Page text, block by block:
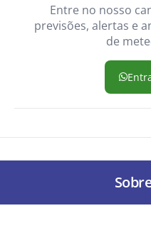
Entre no nosso
previsões, alertas e
de